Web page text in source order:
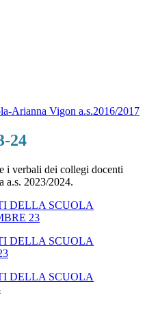
Arianna Vigon a.s.2016/2017
24
i verbali dei collegi docenti
a.s. 2023/2024.
DELLA SCUOLA
23
DELLA SCUOLA
DELLA SCUOLA